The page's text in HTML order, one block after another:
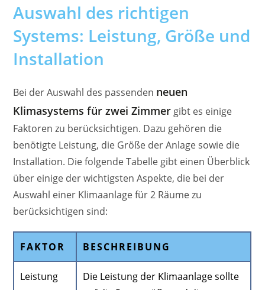
Auswahl des richtigen
Systems: Leistung, Größe und
Installation
Bei der Auswahl des passenden neuen
Klimasystems für zwei Zimmer gibt es einige
Faktoren zu berücksichtigen. Dazu gehören die
benötigte Leistung, die Größe der Anlage sowie die
Installation. Die folgende Tabelle gibt einen Überblick
über einige der wichtigsten Aspekte, die bei der
Auswahl einer Klimaanlage für 2 Räume zu
berücksichtigen sind:
FAKTOR BESCHREIBUNG
Leistung
Die Leistung der Klimaanlage sollte